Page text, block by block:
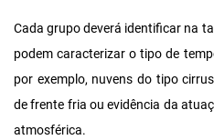
Cada grupo deverá identificar na
podem caracterizar o tipo de
por exemplo, nuvens do tipo
de frente fria ou evidência da
atmosférica.